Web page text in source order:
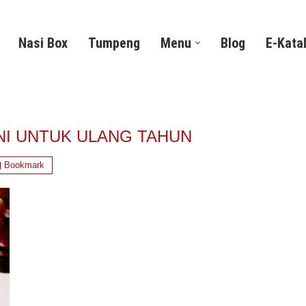
Nasi Box Tumpeng Menu Blog E-
UNTUK ULANG TAHUN
Bookmark